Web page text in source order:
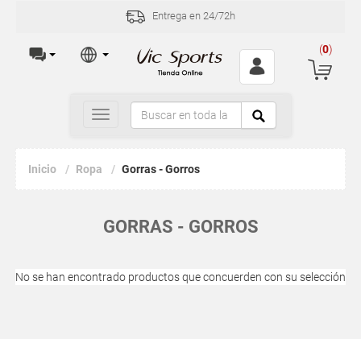
Entrega en 24/72h
(0)
Toggle
navigation
Inicio Ropa Gorras - Gorros
GORRAS - GORROS
No se han encontrado productos que concuerden con su selección